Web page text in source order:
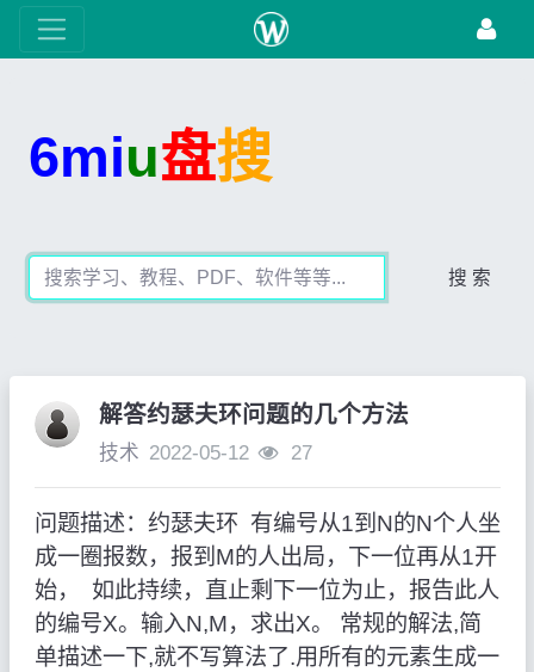
6miu盘搜
搜 索
解答约瑟夫环问题的几个方法
技术 2022-05-12 27
问题描述：约瑟夫环 有编号从1到N的N个人坐
成一圈报数，报到M的人出局，下一位再从1开
始， 如此持续，直止剩下一位为止，报告此人
的编号X。输入N,M，求出X。 常规的解法,简
单描述一下,就不写算法了.用所有的元素生成一